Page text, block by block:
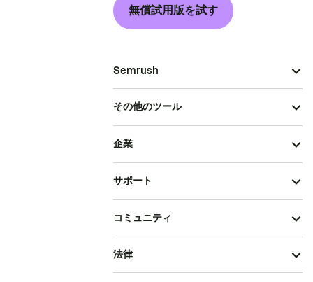
無償試用版を試す
Semrush
その他のツール
企業
サポート
コミュニティ
法律